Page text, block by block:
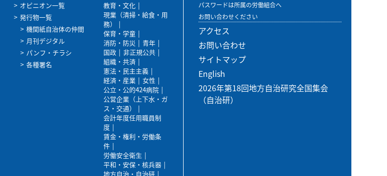
オピニオン一覧
発行物一覧
機関紙自治体の仲間
月刊デジタル
パンフ・チラシ
各種署名
教育・文化
現業（清掃・給食・用
務）
保育・学童
消防・防災
青年
国政
非正規公共
組織・共済
憲法・民主主義
経済・産業
女性
公立・公的424病院
公営企業（上下水・ガ
ス・交通）
会計年度任用職員制
度
賃金・権利・労働条
件
労働安全衛生
平和・安保・核兵器
地方自治・自治研
パスワードは所属の労働組合へ
お問い合わせください
アクセス
お問い合わせ
サイトマップ
English
2026年第18回地方自治研究全国集会
（自治研）